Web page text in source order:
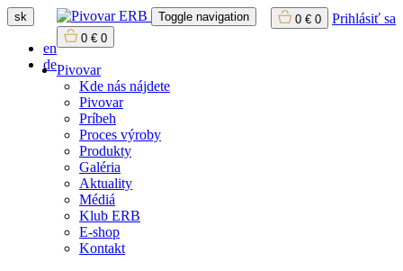
sk
en
de
0 € 0 Prihlásiť sa
Toggle navigation
0 € 0
Pivovar
Kde nás nájdete
Pivovar
Príbeh
Proces výroby
Produkty
Galéria
Aktuality
Médiá
Klub ERB
E-shop
Kontakt